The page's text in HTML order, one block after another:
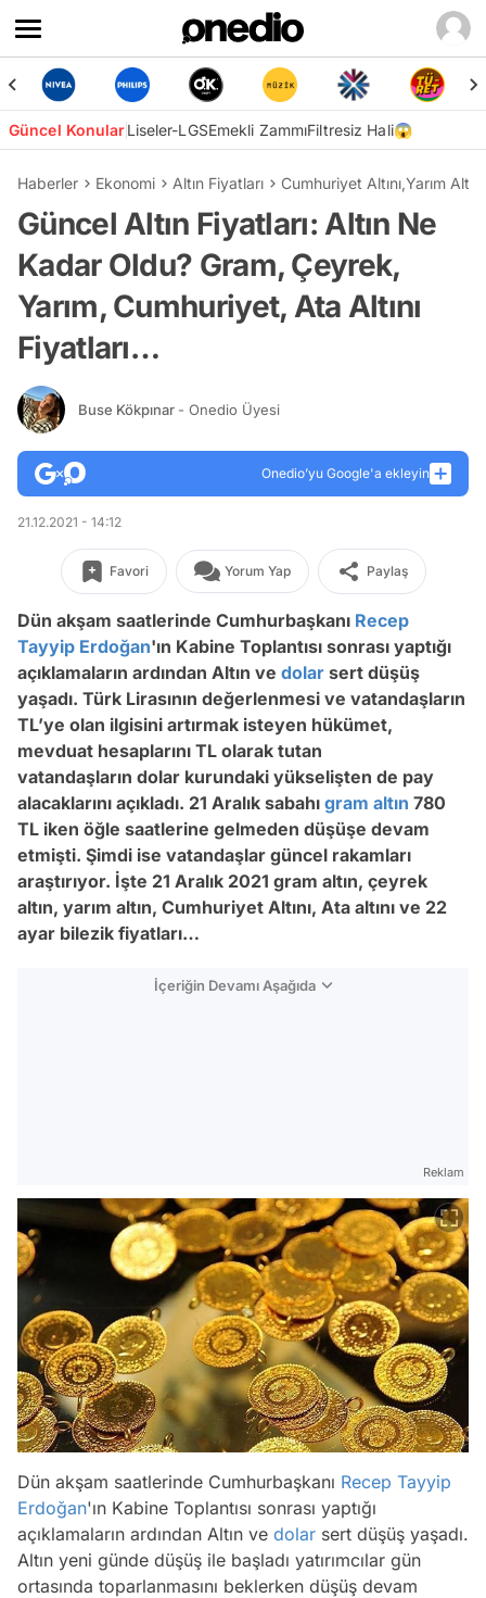
Güncel KonularLiseler-LGSEmekli ZammıFiltresiz Hali😱
Haberler Ekonomi Altın Fiyatları Cumhuriyet Altını,Yarım Altın
Güncel Altın Fiyatları: Altın Ne
Kadar Oldu? Gram, Çeyrek,
Yarım, Cumhuriyet, Ata Altını
Fiyatları…
Buse Kökpınar - Onedio Üyesi
Onedio’yu Google'a ekleyin
21.12.2021 - 14:12
Favori Yorum Yap Paylaş
Dün akşam saatlerinde Cumhurbaşkanı Recep
Tayyip Erdoğan'ın Kabine Toplantısı sonrası yaptığı
açıklamaların ardından Altın ve dolar sert düşüş
yaşadı. Türk Lirasının değerlenmesi ve vatandaşların
TL’ye olan ilgisini artırmak isteyen hükümet,
mevduat hesaplarını TL olarak tutan
vatandaşların dolar kurundaki yükselişten de pay
alacaklarını açıkladı. 21 Aralık sabahı gram altın 780
TL iken öğle saatlerine gelmeden düşüşe devam
etmişti. Şimdi ise vatandaşlar güncel rakamları
araştırıyor. İşte 21 Aralık 2021 gram altın, çeyrek
altın, yarım altın, Cumhuriyet Altını, Ata altını ve 22
ayar bilezik fiyatları…
İçeriğin Devamı Aşağıda
Reklam
Dün akşam saatlerinde Cumhurbaşkanı Recep Tayyip
Erdoğan'ın Kabine Toplantısı sonrası yaptığı
açıklamaların ardından Altın ve dolar sert düşüş yaşadı.
Altın yeni günde düşüş ile başladı yatırımcılar gün
ortasında toparlanmasını beklerken düşüş devam